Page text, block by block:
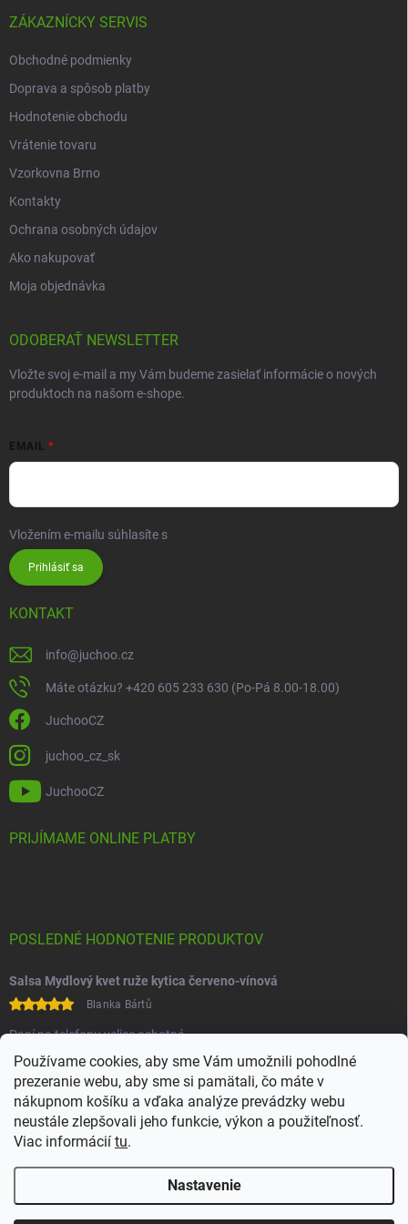
Používame cookies, aby sme Vám umožnili pohodlné
prezeranie webu, aby sme si pamätali, čo máte v
nákupnom košíku a vďaka analýze prevádzky webu
neustále zlepšovali jeho funkcie, výkon a použiteľnosť.
Viac informácií tu.
Nastavenie
ZÁKAZNÍCKY SERVIS
Obchodné podmienky
Doprava a spôsob platby
Hodnotenie obchodu
Vrátenie tovaru
Vzorkovna Brno
Kontakty
Ochrana osobných údajov
Ako nakupovať
Moja objednávka
ODOBERAŤ NEWSLETTER
Vložte svoj e-mail a my Vám budeme zasielať informácie o nových
produktoch na našom e-shope.
EMAIL
Vložením e-mailu súhlasíte s
Prihlásiť sa
KONTAKT
info@juchoo.cz
Máte otázku? +420 605 233 630 (Po-Pá 8.00-18.00)
JuchooCZ
juchoo_cz_sk
JuchooCZ
PRIJÍMAME ONLINE PLATBY
POSLEDNÉ HODNOTENIE PRODUKTOV
Salsa Mydlový kvet ruže kytica červeno-vínová
Blanka Bártů
Paní na telefonu velice ochotná